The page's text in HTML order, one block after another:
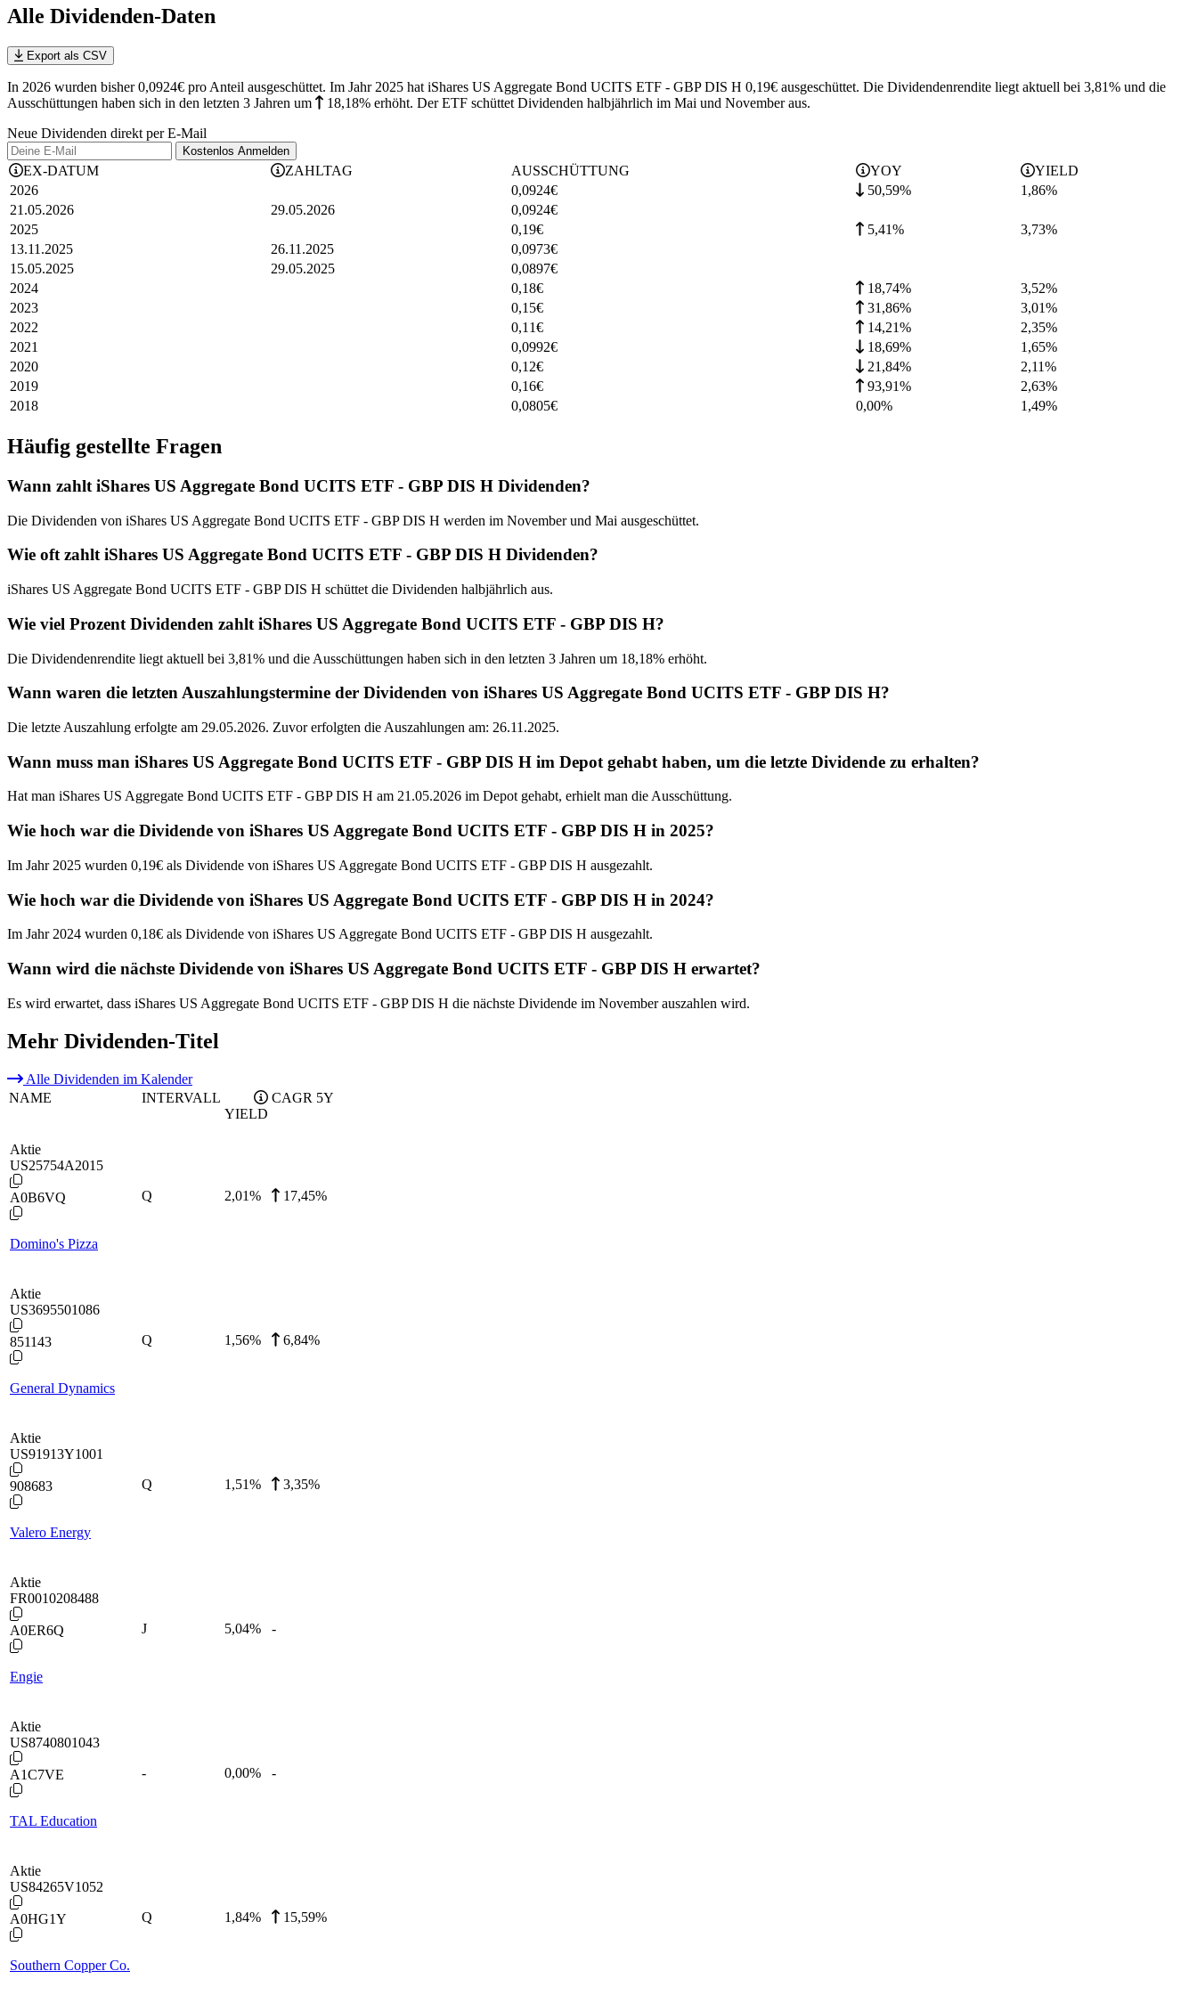
Alle Dividenden-Daten
Export als CSV
In 2026 wurden bisher 0,0924€ pro Anteil ausgeschüttet. Im Jahr 2025 hat iShares US Aggregate Bond UCITS ETF - GBP DIS H 0,19€ ausgeschüttet. Die Dividendenrendite liegt aktuell bei 3,81% und die
Ausschüttungen haben sich in den letzten 3 Jahren um 18,18% erhöht. Der ETF schüttet Dividenden halbjährlich im Mai und November aus.
Neue Dividenden direkt per E-Mail
Kostenlos Anmelden
EX-DATUM ZAHLTAG AUSSCHÜTTUNG YOY
YIELD
2026
0,0924€ 50,59% 1,86%
21.05.2026
29.05.2026 0,0924€
2025
0,19€ 5,41% 3,73%
13.11.2025
26.11.2025 0,0973€
15.05.2025
29.05.2025 0,0897€
2024
0,18€ 18,74% 3,52%
2023
0,15€ 31,86% 3,01%
2022
0,11€ 14,21% 2,35%
2021
0,0992€ 18,69% 1,65%
2020
0,12€ 21,84% 2,11%
2019
0,16€ 93,91% 2,63%
2018
0,0805€ 0,00% 1,49%
Häufig gestellte Fragen
Wann zahlt iShares US Aggregate Bond UCITS ETF - GBP DIS H Dividenden?
Die Dividenden von iShares US Aggregate Bond UCITS ETF - GBP DIS H werden im November und Mai ausgeschüttet.
Wie oft zahlt iShares US Aggregate Bond UCITS ETF - GBP DIS H Dividenden?
iShares US Aggregate Bond UCITS ETF - GBP DIS H schüttet die Dividenden halbjährlich aus.
Wie viel Prozent Dividenden zahlt iShares US Aggregate Bond UCITS ETF - GBP DIS H?
Die Dividendenrendite liegt aktuell bei 3,81% und die Ausschüttungen haben sich in den letzten 3 Jahren um 18,18% erhöht.
Wann waren die letzten Auszahlungstermine der Dividenden von iShares US Aggregate Bond UCITS ETF - GBP DIS H?
Die letzte Auszahlung erfolgte am 29.05.2026. Zuvor erfolgten die Auszahlungen am: 26.11.2025.
Wann muss man iShares US Aggregate Bond UCITS ETF - GBP DIS H im Depot gehabt haben, um die letzte Dividende zu erhalten?
Hat man iShares US Aggregate Bond UCITS ETF - GBP DIS H am 21.05.2026 im Depot gehabt, erhielt man die Ausschüttung.
Wie hoch war die Dividende von iShares US Aggregate Bond UCITS ETF - GBP DIS H in 2025?
Im Jahr 2025 wurden 0,19€ als Dividende von iShares US Aggregate Bond UCITS ETF - GBP DIS H ausgezahlt.
Wie hoch war die Dividende von iShares US Aggregate Bond UCITS ETF - GBP DIS H in 2024?
Im Jahr 2024 wurden 0,18€ als Dividende von iShares US Aggregate Bond UCITS ETF - GBP DIS H ausgezahlt.
Wann wird die nächste Dividende von iShares US Aggregate Bond UCITS ETF - GBP DIS H erwartet?
Es wird erwartet, dass iShares US Aggregate Bond UCITS ETF - GBP DIS H die nächste Dividende im November auszahlen wird.
Mehr Dividenden-Titel
Alle Dividenden im Kalender
NAME
INTERVALL
YIELD
CAGR 5Y
Aktie
US25754A2015
A0B6VQ
Domino's Pizza
Q 2,01% 17,45%
Aktie
US3695501086
851143
General Dynamics
Q 1,56% 6,84%
Aktie
US91913Y1001
908683
Valero Energy
Q 1,51% 3,35%
Aktie
FR0010208488
A0ER6Q
Engie
J 5,04% -
Aktie
US8740801043
A1C7VE
TAL Education
- 0,00% -
Aktie
US84265V1052
A0HG1Y
Southern Copper Co.
Q 1,84% 15,59%